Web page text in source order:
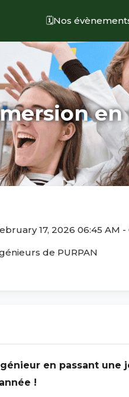
🗓️Nos
17, 2026 06:45 AM -
de PURPAN
en passant une
!